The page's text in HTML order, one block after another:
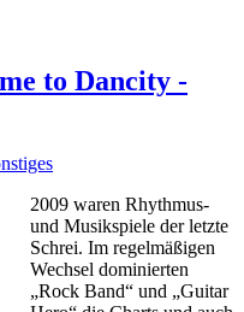
to Dancity -
2009 waren Rhythmus-
und Musikspiele der letzte
Schrei. Im regelmäßigen
Wechsel dominierten
„Rock Band“ und „Guitar